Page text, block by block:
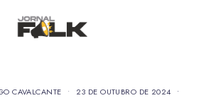
CAVALCANTE • 23 DE OUTUBRO DE 2024 •